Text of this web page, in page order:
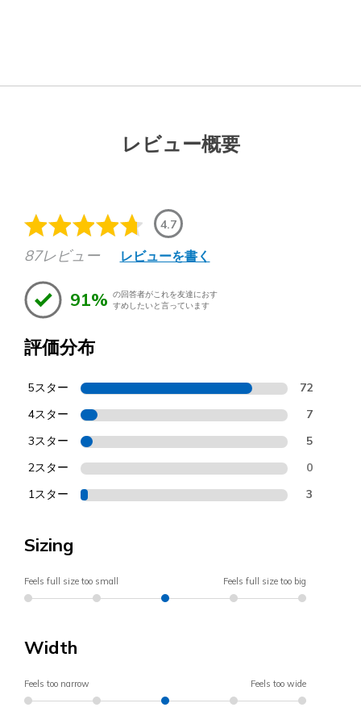
レビュー概要
4.7
87レビュー レビューを書く
91% の回答者がこれを友達におす
すめしたいと言っています
評価分布
5スター 72
4スター 7
3スター 5
2スター 0
1スター 3
Sizing
Feels full size too small Feels full size too big
Width
Feels too narrow Feels too wide